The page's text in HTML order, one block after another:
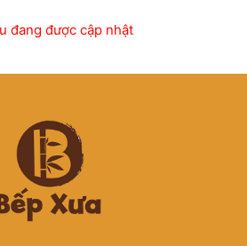
đang được cập nhật